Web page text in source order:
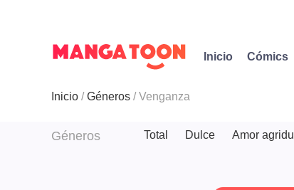
Inicio Cómics
Inicio Géneros Venganza
Géneros Total Dulce Amor